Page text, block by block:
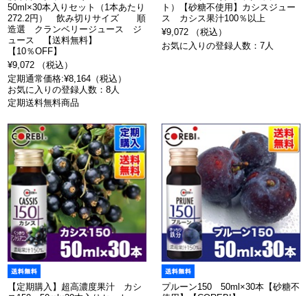
50ml×30本入りセット（1本あたり
272.2円） 飲み切りサイズ 順
造選 クランベリージュース ジ
ュース 【送料無料】
【10％OFF】
¥9,072 （税込）
定期通常価格:¥8,164（税込）
お気に入りの登録人数：8人
定期送料無料商品
ト）【砂糖不使用】カシスジュー
ス カシス果汁100％以上
¥9,072 （税込）
お気に入りの登録人数：7人
【定期購入】超高濃度果汁 カシ
プルーン150 50ml×30本【砂糖不